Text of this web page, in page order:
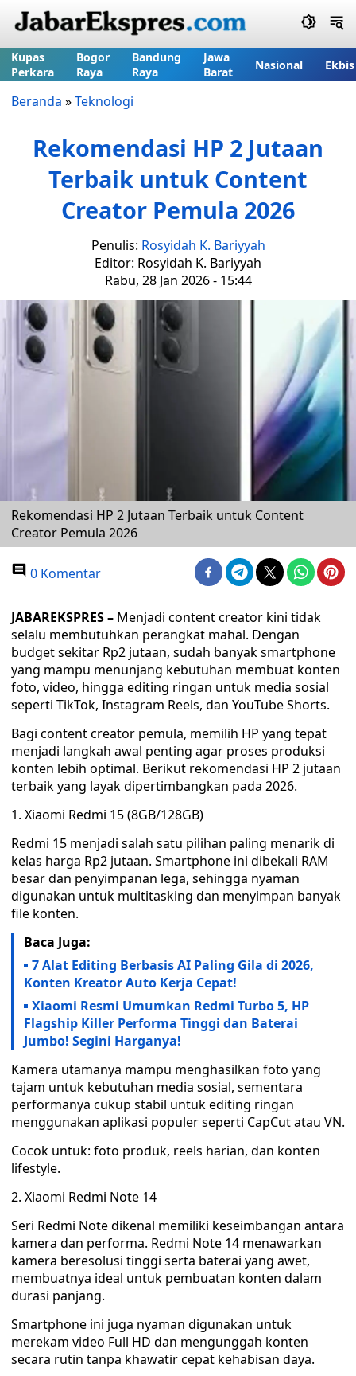
Kupas
Perkara
Bogor
Raya
Bandung
Raya
Jawa
Barat
Nasional Ekbis
Beranda »Teknologi
Rekomendasi HP 2 Jutaan
Terbaik untuk Content
Creator Pemula 2026
Penulis: Rosyidah K. Bariyyah
Editor: Rosyidah K. Bariyyah
Rabu, 28 Jan 2026 - 15:44
Rekomendasi HP 2 Jutaan Terbaik untuk Content
Creator Pemula 2026
0 Komentar
JABAREKSPRES – Menjadi content creator kini tidak
selalu membutuhkan perangkat mahal. Dengan
budget sekitar Rp2 jutaan, sudah banyak smartphone
yang mampu menunjang kebutuhan membuat konten
foto, video, hingga editing ringan untuk media sosial
seperti TikTok, Instagram Reels, dan YouTube Shorts.
Bagi content creator pemula, memilih HP yang tepat
menjadi langkah awal penting agar proses produksi
konten lebih optimal. Berikut rekomendasi HP 2 jutaan
terbaik yang layak dipertimbangkan pada 2026.
1. Xiaomi Redmi 15 (8GB/128GB)
Redmi 15 menjadi salah satu pilihan paling menarik di
kelas harga Rp2 jutaan. Smartphone ini dibekali RAM
besar dan penyimpanan lega, sehingga nyaman
digunakan untuk multitasking dan menyimpan banyak
file konten.
Baca Juga:
7 Alat Editing Berbasis AI Paling Gila di 2026,
Konten Kreator Auto Kerja Cepat!
Xiaomi Resmi Umumkan Redmi Turbo 5, HP
Flagship Killer Performa Tinggi dan Baterai
Jumbo! Segini Harganya!
Kamera utamanya mampu menghasilkan foto yang
tajam untuk kebutuhan media sosial, sementara
performanya cukup stabil untuk editing ringan
menggunakan aplikasi populer seperti CapCut atau VN.
Cocok untuk: foto produk, reels harian, dan konten
lifestyle.
2. Xiaomi Redmi Note 14
Seri Redmi Note dikenal memiliki keseimbangan antara
kamera dan performa. Redmi Note 14 menawarkan
kamera beresolusi tinggi serta baterai yang awet,
membuatnya ideal untuk pembuatan konten dalam
durasi panjang.
Smartphone ini juga nyaman digunakan untuk
merekam video Full HD dan mengunggah konten
secara rutin tanpa khawatir cepat kehabisan daya.